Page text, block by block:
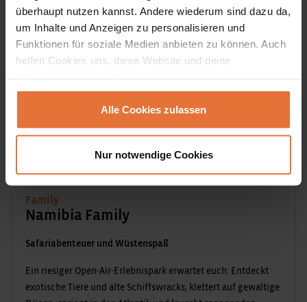
überhaupt nutzen kannst. Andere wiederum sind dazu da,
um Inhalte und Anzeigen zu personalisieren und
Funktionen für soziale Medien anbieten zu können. Auch
helfen Cookies uns, diese Website und deine
Alle Cookies zulassen
Nur notwendige Cookies
Family
Namibia Family
Safariabenteuer und Wüstenspaß
Ein riesiger Open-Air-Erlebnispark erwartet euch: Entdeckt
exotische Tiere und alte Schiffswracks, klettert auf gewaltige